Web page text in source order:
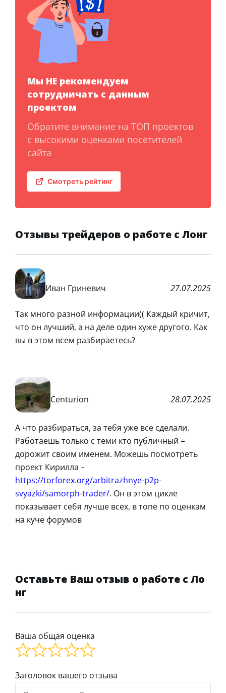
Мы НЕ рекомендуем
сотрудничать с данным
проектом
Обратите внимание на ТОП проектов
с высокими оценками посетителей
сайта
Смотреть рейтинг
Отзывы трейдеров о работе с Лонг
Иван Гриневич 27.07.2025
Так много разной информации(( Каждый кричит,
что он лучший, а на деле один хуже другого. Как
вы в этом всем разбираетесь?
Centurion 28.07.2025
А что разбираться, за тебя уже все сделали.
Работаешь только с теми кто публичный =
дорожит своим именем. Можешь посмотреть
проект Кирилла –
https://torforex.org/arbitrazhnye-p2p-
svyazki/samorph-trader/. Он в этом цикле
показывает себя лучше всех, в топе по оценкам
на куче форумов
Оставьте Ваш отзыв о работе с Ло
нг
Ваша общая оценка
Заголовок вашего отзыва